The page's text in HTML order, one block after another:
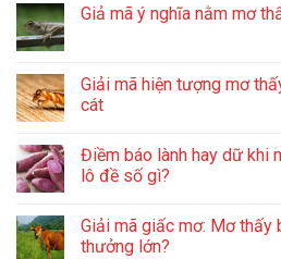
Giả mã ý nghĩa nằm mơ
Giải mã hiện tượng mơ
cát
Điềm báo lành hay dữ khi
lô đề số gì?
Giải mã giấc mơ: Mơ thấy
thưởng lớn?